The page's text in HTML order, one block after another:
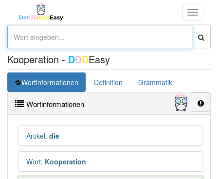
Toggle
Kooperation - DDDEasy
Wortinformationen Definition Grammatik
Wortinformationen
Artikel: die
Wort: Kooperation